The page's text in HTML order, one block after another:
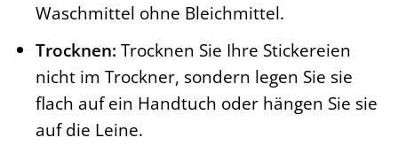
Waschmittel ohne Bleichmittel.
Trocknen: Trocknen Sie Ihre Stickereien
nicht im Trockner, sondern legen Sie sie
flach auf ein Handtuch oder hängen Sie sie
auf die Leine.